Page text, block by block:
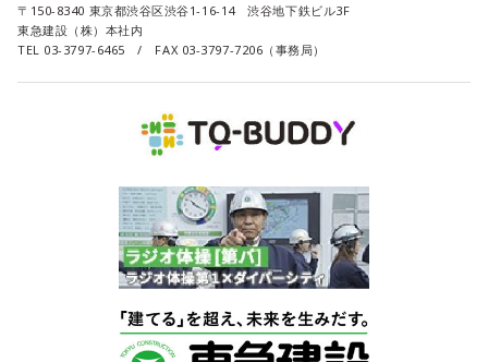
〒150-8340 東京都渋谷区渋谷1-16-14 渋谷地下鉄ビル3F
東急建設（株）本社内
TEL 03-3797-6465 / FAX 03-3797-7206（事務局）